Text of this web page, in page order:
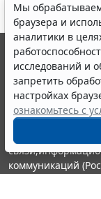
Мы
браузера и
аналитики в
исследований и
запретить
настройках
ознакомьтесь с
© ООО "НПП
выпускается с
являются
информации
Портал ГАРАНТ.РУ
издания
коммуникаций